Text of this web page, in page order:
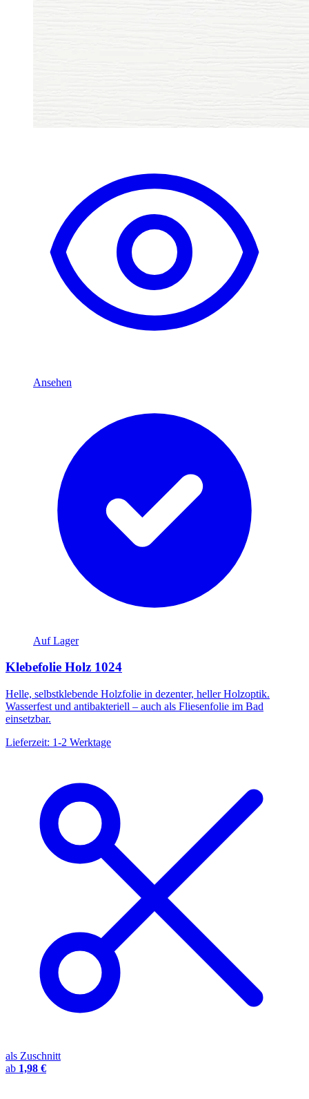
Ansehen
Auf Lager
Klebefolie Holz 1024
Helle, selbstklebende Holzfolie in dezenter, heller Holzoptik.
Wasserfest und antibakteriell – auch als Fliesenfolie im Bad
einsetzbar.
Lieferzeit: 1-2 Werktage
als Zuschnitt
ab 1,98 €